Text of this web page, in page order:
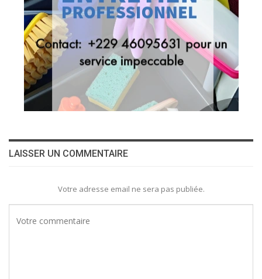
LAISSER UN COMMENTAIRE
Votre adresse email ne sera pas publiée.